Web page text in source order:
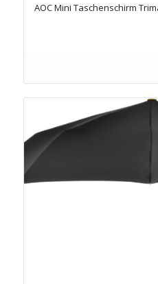
AOC Mini Taschenschirm